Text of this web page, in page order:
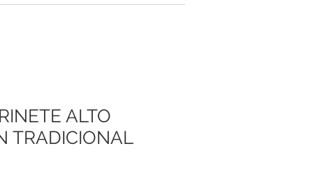
ALTO
TRADICIONAL